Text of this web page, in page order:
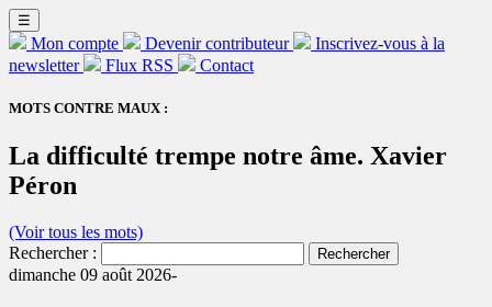
☰
Mon compte Devenir contributeur
Inscrivez-vous à la
newsletter
Flux RSS Contact
MOTS CONTRE MAUX :
La difficulté trempe notre âme. Xavier
Péron
(Voir tous les mots)
Rechercher :
dimanche 09 août 2026-